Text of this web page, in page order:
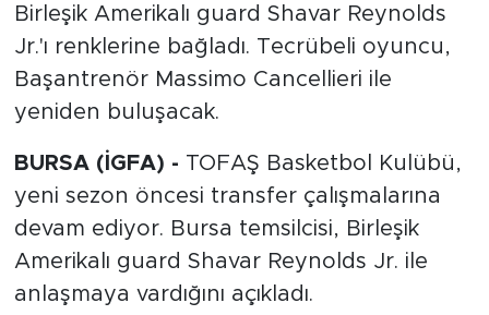
Birleşik Amerikalı guard Shavar Reynolds
Jr.'ı renklerine bağladı. Tecrübeli oyuncu,
Başantrenör Massimo Cancellieri ile
yeniden buluşacak.
BURSA (İGFA) - TOFAŞ Basketbol Kulübü,
yeni sezon öncesi transfer çalışmalarına
devam ediyor. Bursa temsilcisi, Birleşik
Amerikalı guard Shavar Reynolds Jr. ile
anlaşmaya vardığını açıkladı.